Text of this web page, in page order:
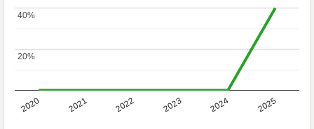
2020 2021 2022 2023 2024 2025
20%
20%
40%
40%